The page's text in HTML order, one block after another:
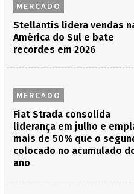
MERCADO
Stellantis lidera vendas
América do Sul e bate
recordes em 2026
MERCADO
Fiat Strada consolida
liderança em julho e
mais de 50% que o
colocado no acumulado
ano